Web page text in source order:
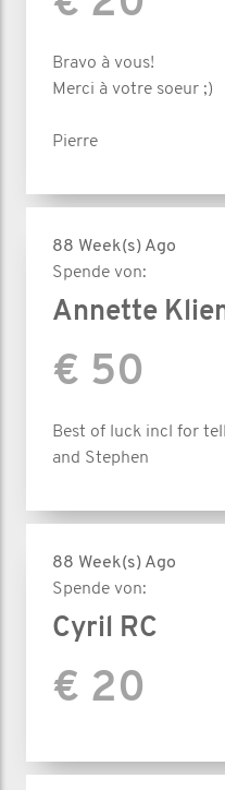
Bravo à vous!
Merci à votre soeur ;)
Pierre
88 Week(s) Ago
Spende von:
Annette
€ 50
Best of luck incl for
and Stephen
88 Week(s) Ago
Spende von:
Cyril RC
€ 20